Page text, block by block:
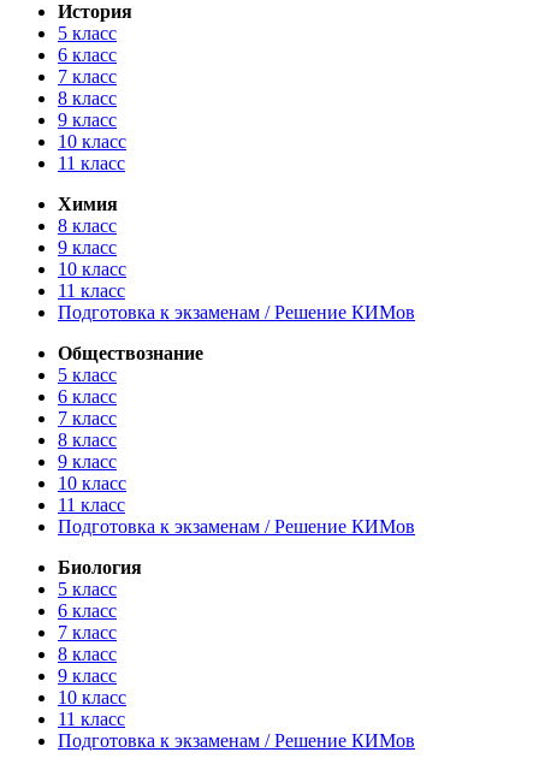
История
5 класс
6 класс
7 класс
8 класс
9 класс
10 класс
11 класс
Химия
8 класс
9 класс
10 класс
11 класс
Подготовка к экзаменам / Решение КИМов
Обществознание
5 класс
6 класс
7 класс
8 класс
9 класс
10 класс
11 класс
Подготовка к экзаменам / Решение КИМов
Биология
5 класс
6 класс
7 класс
8 класс
9 класс
10 класс
11 класс
Подготовка к экзаменам / Решение КИМов